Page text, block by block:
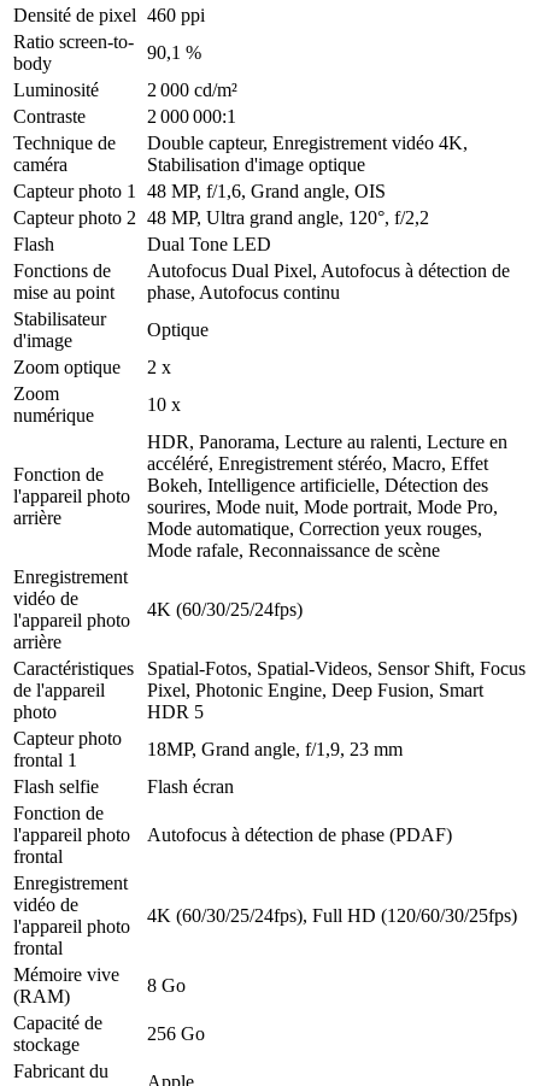
Densité de pixel 460 ppi
Ratio screen-to-
body
90,1 %
Luminosité
2 000 cd/m²
Contraste
2 000 000:1
Technique de
caméra
Double capteur, Enregistrement vidéo 4K,
Stabilisation d'image optique
Capteur photo 1
48 MP, f/1,6, Grand angle, OIS
Capteur photo 2 48 MP, Ultra grand angle, 120°, f/2,2
Flash
Dual Tone LED
Fonctions de
mise au point
Autofocus Dual Pixel, Autofocus à détection de
phase, Autofocus continu
Stabilisateur
d'image
Optique
Zoom optique
2 x
Zoom
numérique
10 x
Fonction de
l'appareil photo
arrière
HDR, Panorama, Lecture au ralenti, Lecture en
accéléré, Enregistrement stéréo, Macro, Effet
Bokeh, Intelligence artificielle, Détection des
sourires, Mode nuit, Mode portrait, Mode Pro,
Mode automatique, Correction yeux rouges,
Mode rafale, Reconnaissance de scène
Enregistrement
vidéo de
l'appareil photo
arrière
4K (60/30/25/24fps)
Caractéristiques
de l'appareil
photo
Spatial-Fotos, Spatial-Videos, Sensor Shift, Focus
Pixel, Photonic Engine, Deep Fusion, Smart
HDR 5
Capteur photo
frontal 1
18MP, Grand angle, f/1,9, 23 mm
Flash selfie
Flash écran
Fonction de
l'appareil photo
frontal
Autofocus à détection de phase (PDAF)
Enregistrement
vidéo de
l'appareil photo
frontal
4K (60/30/25/24fps), Full HD (120/60/30/25fps)
Mémoire vive
(RAM)
8 Go
Capacité de
stockage
256 Go
Fabricant du
Apple